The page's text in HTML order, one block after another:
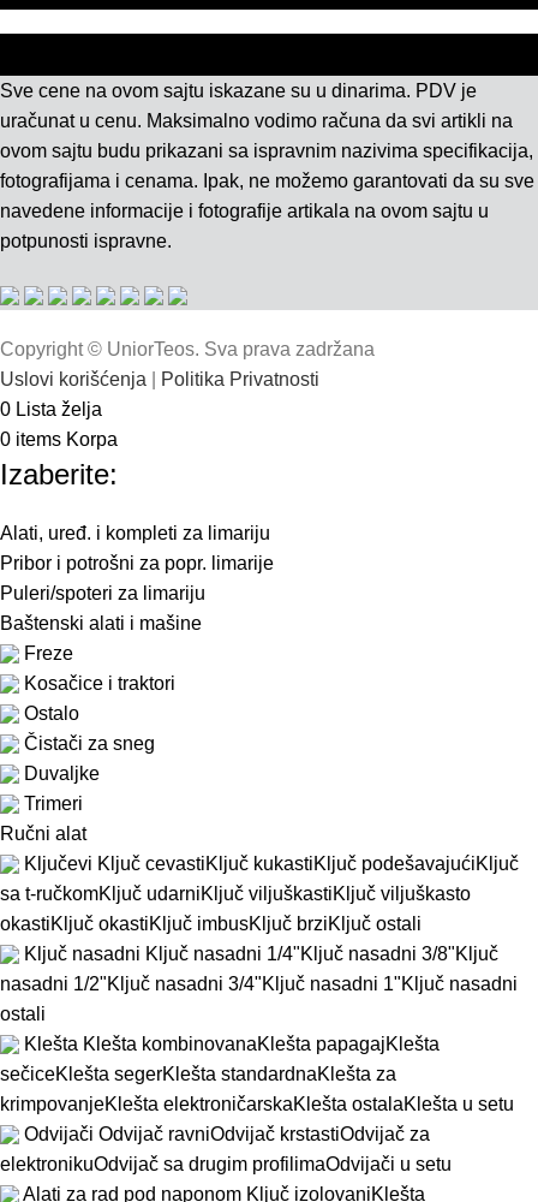
Sve cene na ovom sajtu iskazane su u dinarima. PDV je
uračunat u cenu. Maksimalno vodimo računa da svi artikli na
ovom sajtu budu prikazani sa ispravnim nazivima specifikacija,
fotografijama i cenama. Ipak, ne možemo garantovati da su sve
navedene informacije i fotografije artikala na ovom sajtu u
potpunosti ispravne.
Copyright © UniorTeos. Sva prava zadržana
Uslovi korišćenja
Politika Privatnosti
0 Lista želja
0 items Korpa
Izaberite:
Alati, uređ. i kompleti za limariju
Pribor i potrošni za popr. limarije
Puleri/spoteri za limariju
Baštenski alati i mašine
Freze
Kosačice i traktori
Ostalo
Čistači za sneg
Duvaljke
Trimeri
Ručni alat
Ključevi Ključ cevastiKljuč kukastiKljuč podešavajućiKljuč
sa t-ručkomKljuč udarniKljuč viljuškastiKljuč viljuškasto
okastiKljuč okastiKljuč imbusKljuč brziKljuč ostali
Ključ nasadni Ključ nasadni 1/4"Ključ nasadni 3/8"Ključ
nasadni 1/2"Ključ nasadni 3/4"Ključ nasadni 1"Ključ nasadni
ostali
Klešta Klešta kombinovanaKlešta papagajKlešta
sečiceKlešta segerKlešta standardnaKlešta za
krimpovanjeKlešta elektroničarskaKlešta ostalaKlešta u setu
Odvijači Odvijač ravniOdvijač krstastiOdvijač za
elektronikuOdvijač sa drugim profilimaOdvijači u setu
Alati za rad pod naponom Ključ izolovaniKlešta